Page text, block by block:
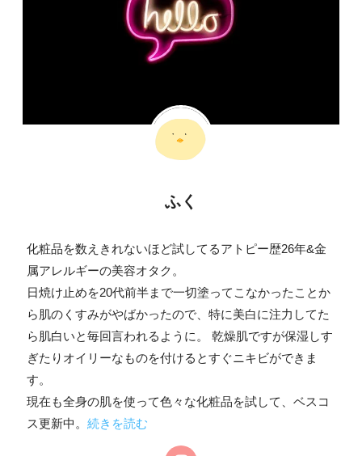
ふく
化粧品を数えきれないほど試してるアトピー歴26年&金
属アレルギーの美容オタク。
日焼け止めを20代前半まで一切塗ってこなかったことか
ら肌のくすみがやばかったので、特に美白に注力してた
ら肌白いと毎回言われるように。 乾燥肌ですが保湿しす
ぎたりオイリーなものを付けるとすぐニキビができま
す。
現在も全身の肌を使って色々な化粧品を試して、ベスコ
ス更新中。 続きを読む